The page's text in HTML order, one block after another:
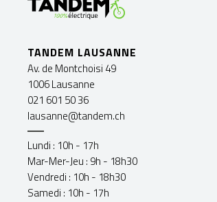
TANDEM LAUSANNE
Av. de Montchoisi 49
1006 Lausanne
021 601 50 36
lausanne@tandem.ch
Lundi : 10h - 17h
Mar-Mer-Jeu : 9h - 18h30
Vendredi : 10h - 18h30
Samedi : 10h - 17h